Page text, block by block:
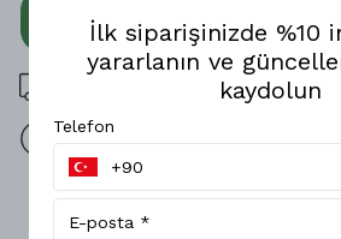
WHATSAPP
3000 TL üzeri ücretsiz kargo
14 gün içinde iade değişim
Ürün Açıklaması
İlk siparişinizde %10
yararlanın ve
kaydolun
Telefon